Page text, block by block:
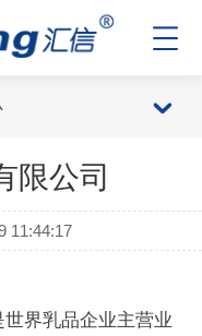
限公司
11:44:17
界乳品企业主营业